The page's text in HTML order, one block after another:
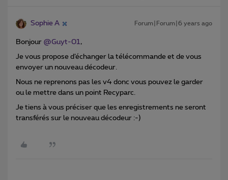
Sophie A Forum|Forum|6 years ago
Bonjour @Guyt-01,
Je vous propose d’échanger la télécommande et de vous
envoyer un nouveau décodeur.
Nous ne reprenons pas les v4 donc vous pouvez le garder
ou le mettre dans un point Recyparc.
Je tiens à vous préciser que les enregistrements ne seront
transférés sur le nouveau décodeur :-)